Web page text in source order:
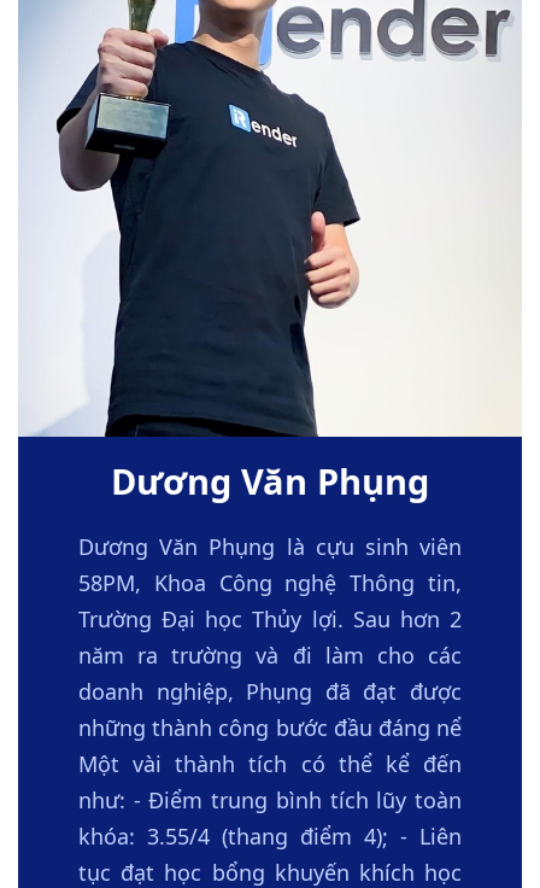
Dương Văn Phụng
Dương Văn Phụng là cựu sinh viên
58PM, Khoa Công nghệ Thông tin,
Trường Đại học Thủy lợi. Sau hơn 2
năm ra trường và đi làm cho các
doanh nghiệp, Phụng đã đạt được
những thành công bước đầu đáng nể
Một vài thành tích có thể kể đến
như: - Điểm trung bình tích lũy toàn
khóa: 3.55/4 (thang điểm 4); - Liên
tục đạt học bổng khuyến khích học